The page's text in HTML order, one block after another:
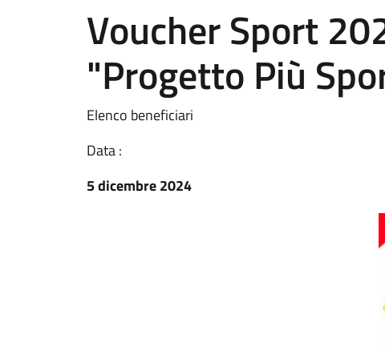
Voucher Sport
"Progetto Più
Elenco beneficiari
Data :
5 dicembre 2024